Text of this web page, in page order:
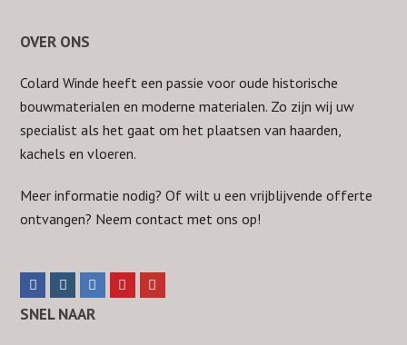
OVER ONS
Colard Winde heeft een passie voor oude historische
bouwmaterialen en moderne materialen. Zo zijn wij uw
specialist als het gaat om het plaatsen van haarden,
kachels en vloeren.
Meer informatie nodig? Of wilt u een vrijblijvende offerte
ontvangen? Neemcontact met ons op!
a
n
SNEL NAAR